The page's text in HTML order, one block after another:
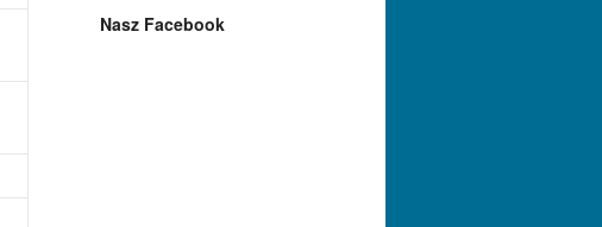
Nasz Facebook